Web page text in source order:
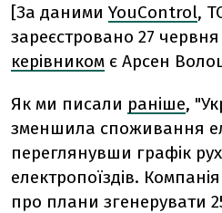
[За даними YouControl,
зареєстровано 27 червня
керівником є Арсен
Як ми писали раніше,
зменшила споживання
переглянувши графік
електропоїздів.
про плани згенерувати